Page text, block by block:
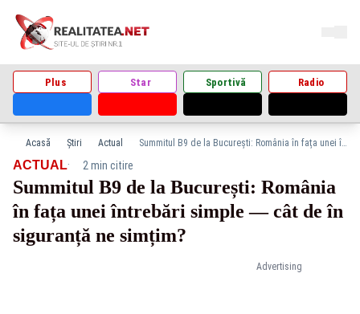
Plus Star Sportivă Radio
Acasă Știri Actual Summitul B9 de la București: România în fața unei întrebări simple — cât de în siguranță ne simțim?
Advertising
ACTUAL· 2 min citire
Summitul B9 de la București: România
în fața unei întrebări simple — cât de în
siguranță ne simțim?